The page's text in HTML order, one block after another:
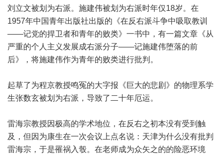
刘立文被划为右派。施建伟被划为右派时年仅18岁。在
1957年中国青年出版社出版的《在反右派斗争中吸取教训
——记党的捍卫者和青年的败类》一书中，有一篇文章《从
严重的个人主义发展成右派分子——记施建伟堕落的前
后》，将施建伟作为青年的败类进行批判。
起草了为程京教授鸣冤的大字报《巨大的悲剧》的物理系学
生张数玄被划为右派，导致了二十年厄运。
雷海宗教授因极高的学术地位，在反右之初本没有受到触
及，但因为康生在一次会议上点名说：天津为什么没有批判
雷海宗，于是罹祸入彀。在老师成为众矢之的的险恶环境